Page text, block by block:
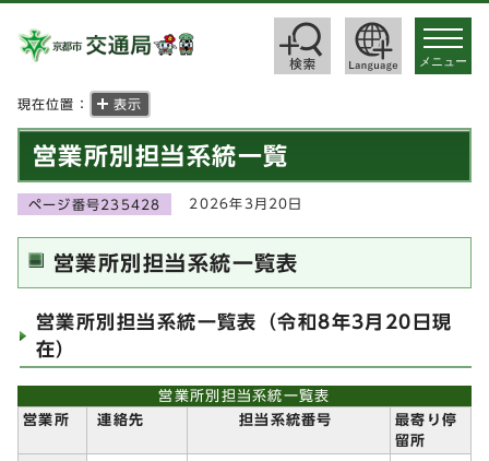
toggle
メニュー
現在位置： 表示
営業所別担当系統一覧
ページ番号235428 2026年3月20日
営業所別担当系統一覧表
営業所別担当系統一覧表（令和8年3月20日現
在）
営業所別担当系統一覧表
営業所
連絡先 担当系統番号
最寄り停
留所